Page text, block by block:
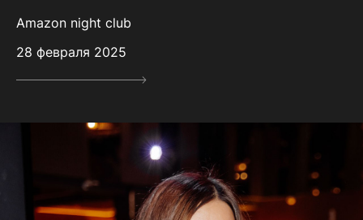
Amazon night club
28 февраля 2025